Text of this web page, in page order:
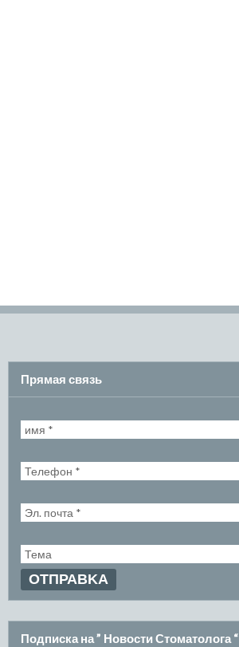
Прямая связь
Подписка на ” Новости Стоматолога “